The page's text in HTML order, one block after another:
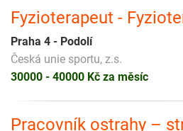
Fyzioterapeut -
Praha 4 - Podolí
Česká unie sportu, z.s.
30000 - 40000 Kč za měsíc
Pracovník ostrahy –